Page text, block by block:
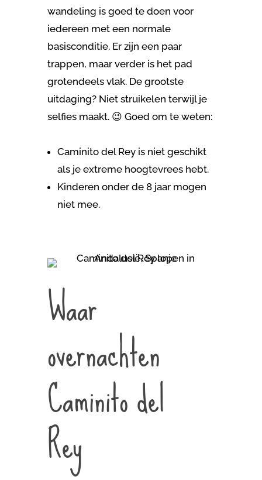
wandeling is goed te doen voor
iedereen met een normale
basisconditie. Er zijn een paar
trappen, maar verder is het pad
grotendeels vlak. De grootste
uitdaging? Niet struikelen terwijl je
selfies maakt. 😉 Goed om te weten:
Caminito del Rey is niet geschikt
als je extreme hoogtevrees hebt.
Kinderen onder de 8 jaar mogen
niet mee.
Waar
overnachten
Caminito del
Rey